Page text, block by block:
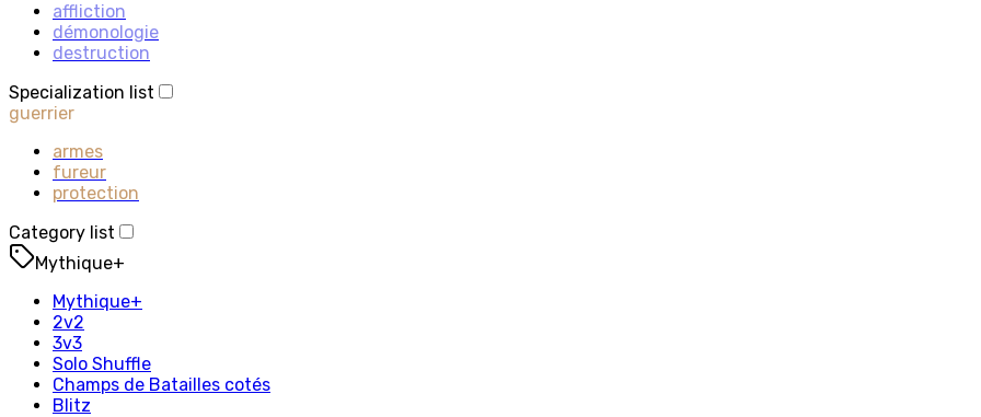
affliction
démonologie
destruction
Specialization list
guerrier
armes
fureur
protection
Category list
Mythique+
Mythique+
2v2
3v3
Solo Shuffle
Champs de Batailles cotés
Blitz